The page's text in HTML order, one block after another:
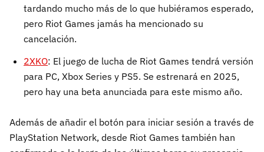
tardando mucho más de lo que hubiéramos esperado,
pero Riot Games jamás ha mencionado su
cancelación.
2XKO: El juego de lucha de Riot Games tendrá versión
para PC, Xbox Series y PS5. Se estrenará en 2025,
pero hay una beta anunciada para este mismo año.
Además de añadir el botón para iniciar sesión a través de
PlayStation Network, desde Riot Games también han